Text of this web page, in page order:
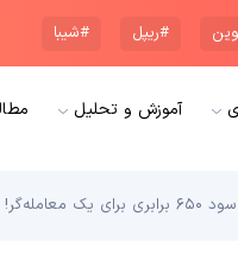
#ریپل #شیبا
آموزش و تحلیل